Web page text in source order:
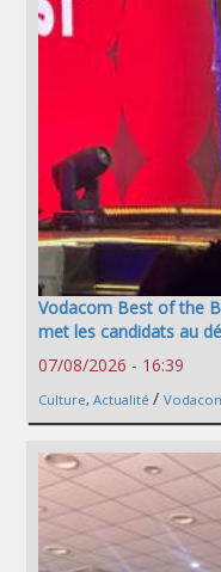
Vodacom Best of the
met les candidats au
07/08/2026 - 16:39
Culture, Actualité /